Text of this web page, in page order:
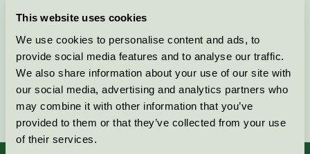
This website uses cookies
We use cookies to personalise content and ads, to
provide social media features and to analyse our traffic.
We also share information about your use of our site with
our social media, advertising and analytics partners who
may combine it with other information that you’ve
provided to them or that they’ve collected from your use
of their services.